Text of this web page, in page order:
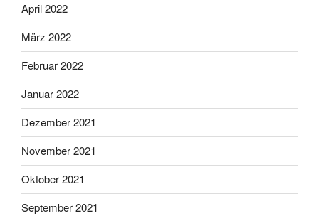
April 2022
März 2022
Februar 2022
Januar 2022
Dezember 2021
November 2021
Oktober 2021
September 2021